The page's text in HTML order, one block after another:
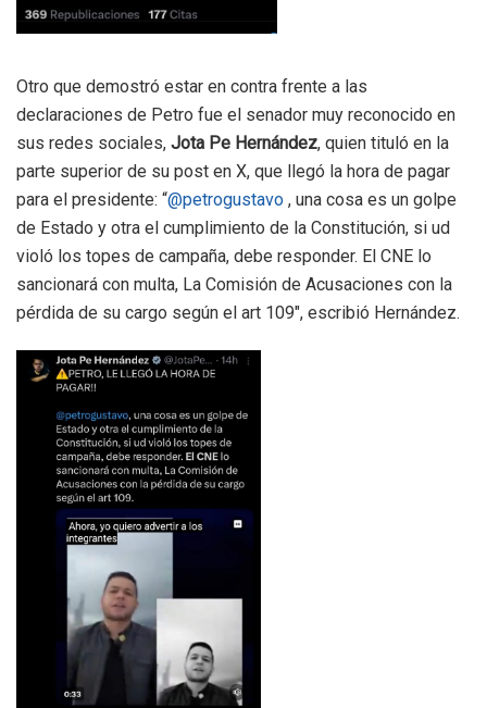
Otro que demostró estar en contra frente a las
declaraciones de Petro fue el senador muy reconocido en
sus redes sociales, Jota Pe Hernández, quien tituló en la
parte superior de su post en X, que llegó la hora de pagar
para el presidente: “@petrogustavo , una cosa es un golpe
de Estado y otra el cumplimiento de la Constitución, si ud
violó los topes de campaña, debe responder. El CNE lo
sancionará con multa, La Comisión de Acusaciones con la
pérdida de su cargo según el art 109″, escribió Hernández.